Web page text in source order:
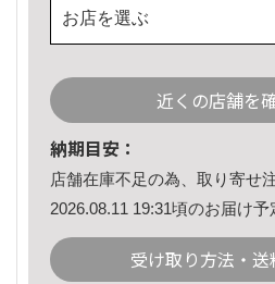
お店を選ぶ
近くの店舗を
納期目安：
店舗在庫不足の為、取り寄せ
2026.08.11 19:31頃のお届け予
受け取り方法・送